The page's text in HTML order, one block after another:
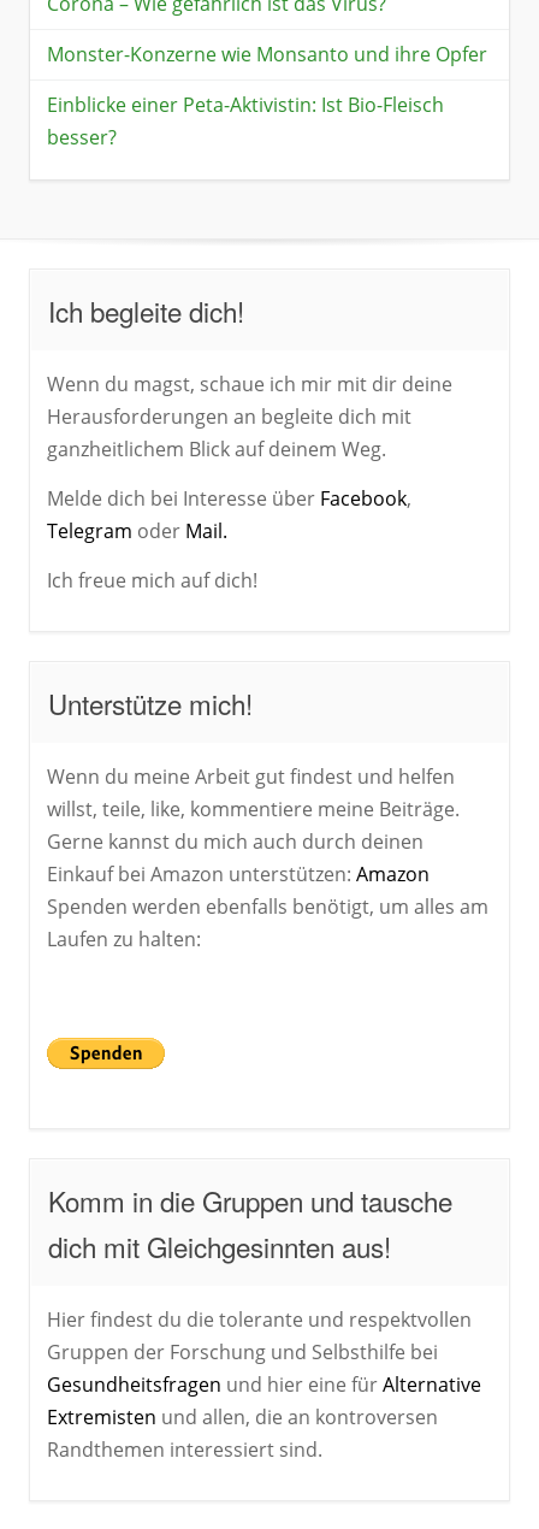
Monster-Konzerne wie Monsanto und ihre Opfer
Einblicke einer Peta-Aktivistin: Ist Bio-Fleisch
besser?
Ich begleite dich!
Wenn du magst, schaue ich mir mit dir deine
Herausforderungen an begleite dich mit
ganzheitlichem Blick auf deinem Weg.
Melde dich bei Interesse über Facebook,
Telegram oder Mail.
Ich freue mich auf dich!
Unterstütze mich!
Wenn du meine Arbeit gut findest und helfen
willst, teile, like, kommentiere meine Beiträge.
Gerne kannst du mich auch durch deinen
Einkauf bei Amazon unterstützen: Amazon
Spenden werden ebenfalls benötigt, um alles am
Laufen zu halten:
Komm in die Gruppen und tausche
dich mit Gleichgesinnten aus!
Hier findest du die tolerante und respektvollen
Gruppen der Forschung und Selbsthilfe bei
Gesundheitsfragen und hier eine fürAlternative
Extremisten und allen, die an kontroversen
Randthemen interessiert sind.